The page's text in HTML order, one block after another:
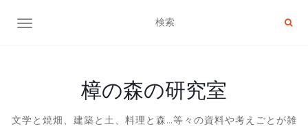
ナビゲーション切り替え
樟の森の研究室
文学と焼畑、建築と土、料理と森…等々の資料や考えごとが雑